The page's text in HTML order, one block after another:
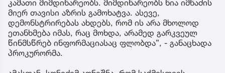
კამათი მიმდინარეობს. მიმდინარეობს ნია იმნაძის
მიერ თავისი აზრის გამოხატვა. ასევე,
დემონსტრირებას ახდებს, რომ ის არა მხოლოდ
ეთანხმება იმას, რაც მოხდა, არამედ გარკვეულ
წინმსწრებ ინფორმაციასაც ფლობდა”, - განაცხადა
პროკურორმა.